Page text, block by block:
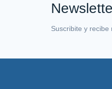
Suscribite y